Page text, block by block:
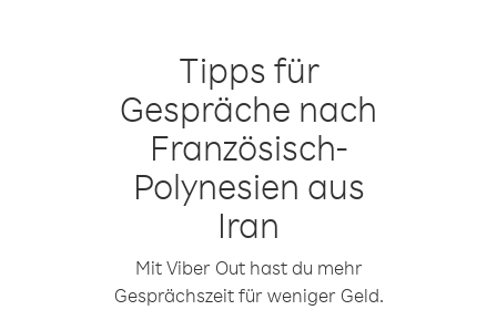
Tipps für
Gespräche nach
Französisch-
Polynesien aus
Iran
Mit Viber Out hast du mehr
Gesprächszeit für weniger Geld.